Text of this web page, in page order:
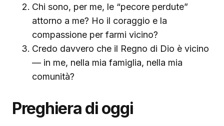
Chi sono, per me, le “pecore perdute”
attorno a me? Ho il coraggio e la
compassione per farmi vicino?
Credo davvero che il Regno di Dio è vicino
— in me, nella mia famiglia, nella mia
comunità?
Preghiera di oggi